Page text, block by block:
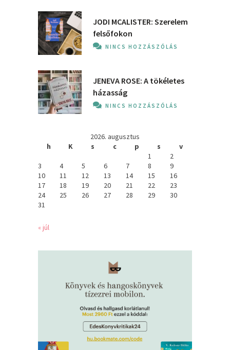
JODI MCALISTER: Szerelem
felsőfokon
NINCS HOZZÁSZÓLÁS
JENEVA ROSE: A ​tökéletes
házasság
NINCS HOZZÁSZÓLÁS
2026. augusztus
h
K s c p s
v
1
2
3
4 5 6 7 8
9
10
11 12 13 14 15
16
17
18 19 20 21 22
23
24
25 26 27 28 29
30
31
« júl